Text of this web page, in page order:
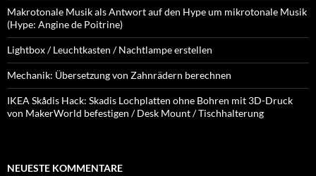
Makrotonale Musik als Antwort auf den Hype um mikrotonale Musik
(Hype: Angine de Poitrine)
Lightbox / Leuchtkasten / Nachtlampe erstellen
Mechanik: Übersetzung von Zahnrädern berechnen
IKEA Skådis Hack: Skadis Lochplatten ohne Bohren mit 3D-Druck
von MakerWorld befestigen / Desk Mount / Tischhalterung
NEUESTE KOMMENTARE